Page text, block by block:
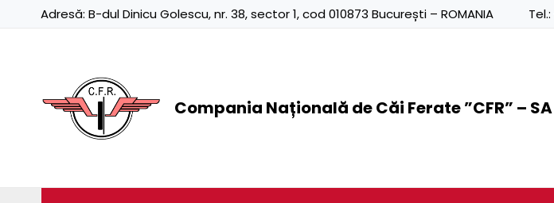
Adresă: B-dul Dinicu Golescu, nr. 38, sector 1, cod 010873 București – ROMANIA Tel.:
Compania Națională de Căi Ferate ”CFR” – SA